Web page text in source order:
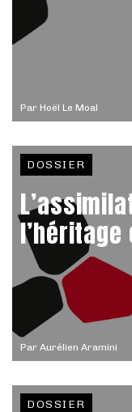
Par Hoël Le Moal
Par Aurélien Aramini
DOSSIER
DOSSIER